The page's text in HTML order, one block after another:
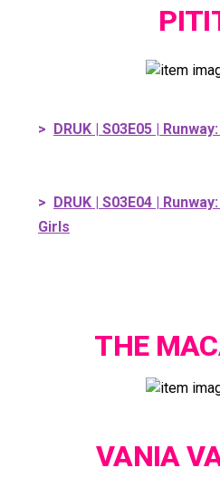
> DRUK | S03E05 |
> DRUK | S03E04 |
Girls
THE
VANIA